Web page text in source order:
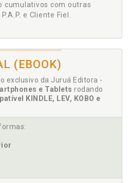
cumulativos com outras
e Cliente Fiel.
(EBOOK)
exclusivo da Juruá Editora -
e Tablets rodando
KINDLE, LEV, KOBO e